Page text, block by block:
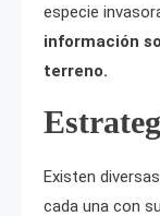
especie
información
terreno.
Existen
cada una con